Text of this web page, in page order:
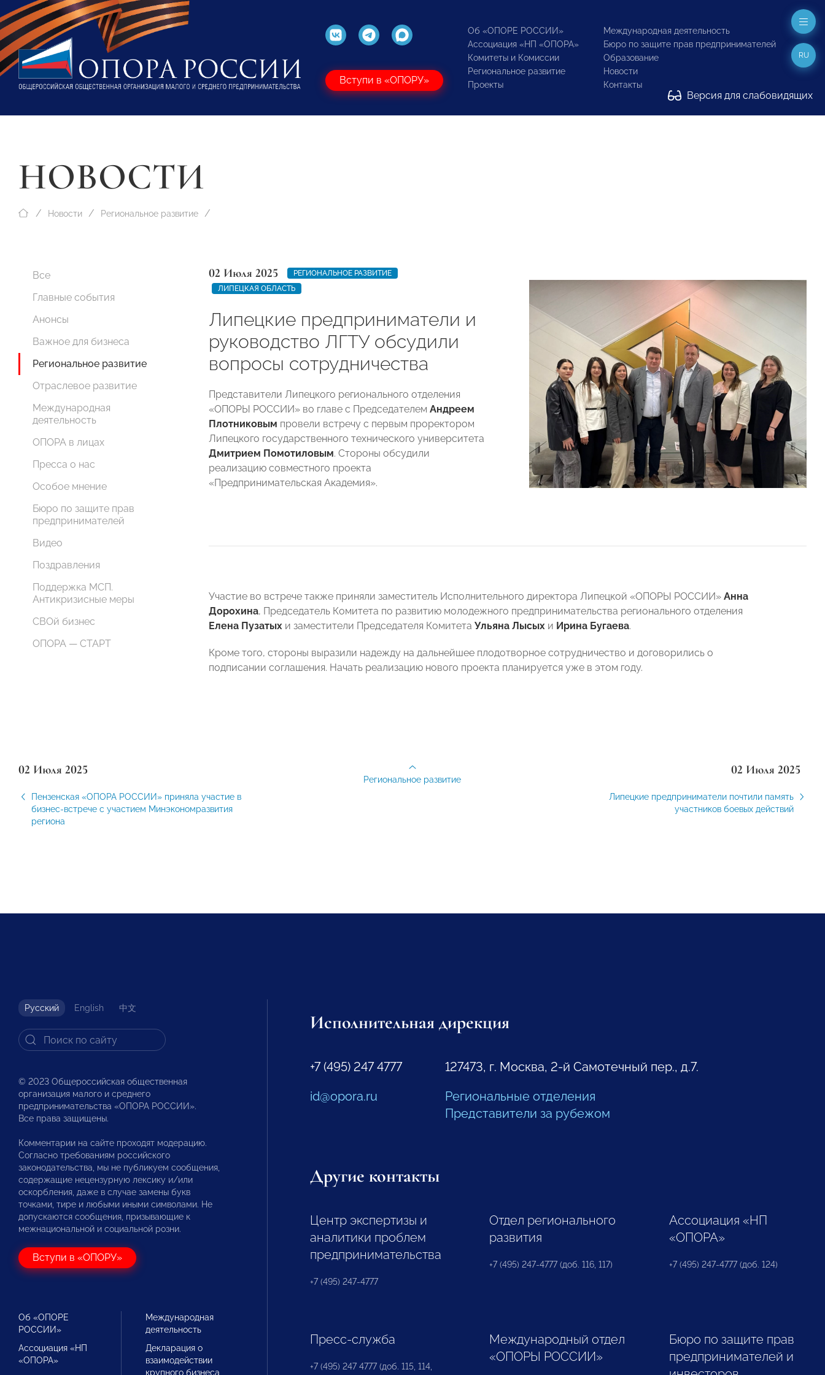
Вступи в «ОПОРУ»
Об «ОПОРЕ РОССИИ»
Ассоциация «НП «ОПОРА»
Комитеты и Комиссии
Региональное развитие
Проекты
Международная деятельность
Бюро по защите прав предпринимателей
Образование
Новости
Контакты
Версия для слабовидящих
RU
НОВОСТИ
Новости Региональное развитие
Все
Главные события
Анонсы
Важное для бизнеса
Региональное развитие
Отраслевое развитие
Международная
деятельность
ОПОРА в лицах
Пресса о нас
Особое мнение
Бюро по защите прав
предпринимателей
Видео
Поздравления
Поддержка МСП.
Антикризисные меры
СВОй бизнес
ОПОРА — СТАРТ
02 Июля 2025
РЕГИОНАЛЬНОЕ РАЗВИТИЕ
ЛИПЕЦКАЯ ОБЛАСТЬ
Липецкие предприниматели и
руководство ЛГТУ обсудили
вопросы сотрудничества
Представители Липецкого регионального отделения
«ОПОРЫ РОССИИ» во главе с Председателем Андреем
Плотниковым провели встречу с первым проректором
Липецкого государственного технического университета
Дмитрием Помотиловым. Стороны обсудили
реализацию совместного проекта
«Предпринимательская Академия».
Участие во встрече также приняли заместитель Исполнительного директора Липецкой «ОПОРЫ РОССИИ» Анна
Дорохина, Председатель Комитета по развитию молодежного предпринимательства регионального отделения
Елена Пузатых и заместители Председателя Комитета Ульяна Лысых и Ирина Бугаева.
Кроме того, стороны выразили надежду на дальнейшее плодотворное сотрудничество и договорились о
подписании соглашения. Начать реализацию нового проекта планируется уже в этом году.
02 Июля 2025
Пензенская «ОПОРА РОССИИ» приняла участие в
бизнес-встрече с участием Минэкономразвития
региона
02 Июля 2025
Липецкие предприниматели почтили память
участников боевых действий
Региональное развитие
Русский English 中文
© 2023 Общероссийская общественная
организация малого и среднего
предпринимательства «ОПОРА РОССИИ».
Все права защищены.
Комментарии на сайте проходят модерацию.
Согласно требованиям российского
законодательства, мы не публикуем сообщения,
содержащие нецензурную лексику и/или
оскорбления, даже в случае замены букв
точками, тире и любыми иными символами. Не
допускаются сообщения, призывающие к
межнациональной и социальной розни.
Вступи в «ОПОРУ»
Об «ОПОРЕ
РОССИИ»
Ассоциация «НП
«ОПОРА»
Международная
деятельность
Декларация о
взаимодействии
крупного бизнеса
Исполнительная дирекция
+7 (495) 247 4777
id@opora.ru
127473, г. Москва, 2-й Самотечный пер., д.7.
Региональные отделения
Представители за рубежом
Другие контакты
Центр экспертизы и
аналитики проблем
предпринимательства
+7 (495) 247-4777
Отдел регионального
развития
+7 (495) 247-4777 (доб. 116, 117)
Ассоциация «НП
«ОПОРА»
+7 (495) 247-4777 (доб. 124)
Пресс-служба
+7 (495) 247 4777 (доб. 115, 114,
Международный отдел
«ОПОРЫ РОССИИ»
Бюро по защите прав
предпринимателей и